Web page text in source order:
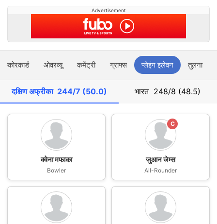
Advertisement
स्कोरकार्ड ओवरव्यू कमेंट्री ग्राफ्स प्लेइंग इलेवन तुलना
दक्षिण अफ्रीका 244/7 (50.0) भारत 248/8 (48.5)
क्वेना मफाका
Bowler
C
जुआन जेम्स
All-Rounder